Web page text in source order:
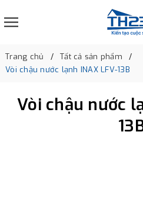
Trang chủ
Tất cả sản phẩm
Vòi chậu nước lạnh INAX LFV-13B
Vòi chậu nước